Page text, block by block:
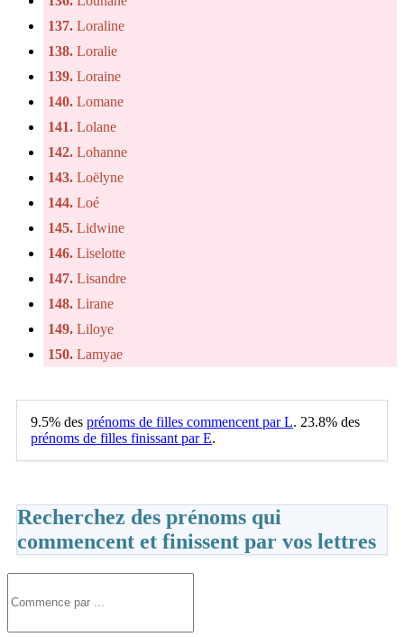
137. Loraline
138. Loralie
139. Loraine
140. Lomane
141. Lolane
142. Lohanne
143. Loëlyne
144. Loé
145. Lidwine
146. Liselotte
147. Lisandre
148. Lirane
149. Liloye
150. Lamyae
9.5% des prénoms de filles commencent par L. 23.8% des
prénoms de filles finissant par E.
Recherchez des prénoms qui
commencent et finissent par vos lettres